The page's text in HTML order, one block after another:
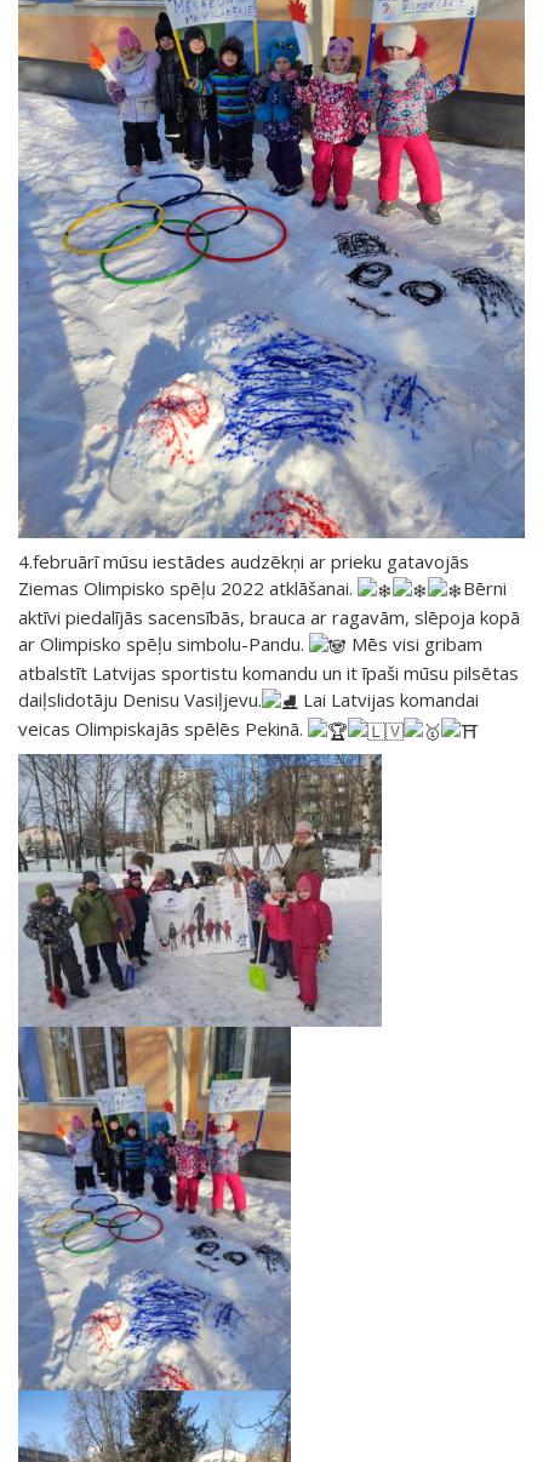
4.februārī mūsu iestādes audzēkņi ar prieku gatavojās
Ziemas Olimpisko spēļu 2022 atklāšanai.
Bērni
aktīvi piedalījās sacensībās, brauca ar ragavām, slēpoja kopā
ar Olimpisko spēļu simbolu-Pandu.
Mēs visi gribam
atbalstīt Latvijas sportistu komandu un it īpaši mūsu pilsētas
daiļslidotāju Denisu Vasiļjevu.
Lai Latvijas komandai
veicas Olimpiskajās spēlēs Pekinā.